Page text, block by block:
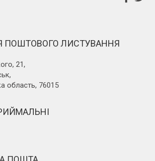
ПОШТОВОГО ЛИСТУВАННЯ
21,
область, 76015